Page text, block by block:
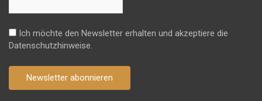
Ich möchte den Newsletter erhalten und akzeptiere die
Datenschutzhinweise.
Newsletter abonnieren